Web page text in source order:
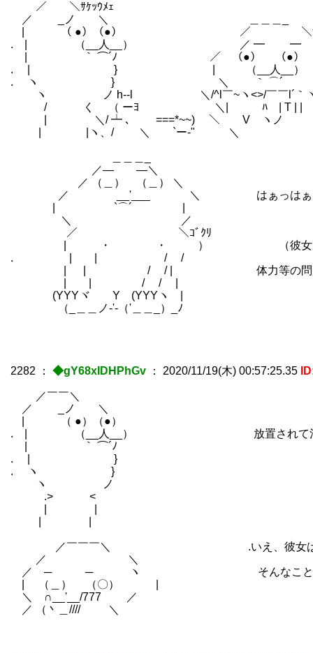
／￣￣＼ｻｹｯｳﾒｪ
／ _ノ ＼ ＿＿＿_
| （ ●）（●） ／ ＼ｻｶﾅ
. | （__人__） ／ ━ ━
| ｀ ⌒´ﾉ ／ （●） （●） ＼ こ
. | } | （__人__
. ヽ } ＼ ｀ ⌒´
ヽ ノ h--l ＼/^l￣~ヽ<>/￣￣l´｀
/ く （ ーﾖ ＼| ﾊ | T |
| ＼/ ┷ ､ ===*~~) ＼ V ヽノ
| |ヽ、/ ＼ `ー‐" ＼
／― ―＼
／ （＿） （＿） ＼
／ __'___ ＼ はぁっはぁ
| `⌒´ |
＼ ／
／ ＼ｺﾞｸﾘ
| ・ ・ ） （彼女は、恋人とか
. | | / /
| | / / | 体力等の問題で自然消滅
| | / / |
(YYYヾ Y (YYYヽ |
（_＿＿ノ-'-（'＿＿_）_ﾉ
2282 ： ◆gY68xIDHPhGv ： 2020/11/19(木) 00:57:25.35
／￣￣＼
／ _ノ ＼
| （ ●）（●）
. | （__人__） 放置されて溜まっ
| ｀ ⌒´ﾉ
. | }
. ヽ }
ヽ ノ
.> <
／￣￣￣＼ .いえ、彼女は自動人
／ ＼
／ ─ ─ ヽ そんなことは、大体主人
| （＿） （〇） |
＼ ∩__'__/777 ／
／ （丶＿//// ＼